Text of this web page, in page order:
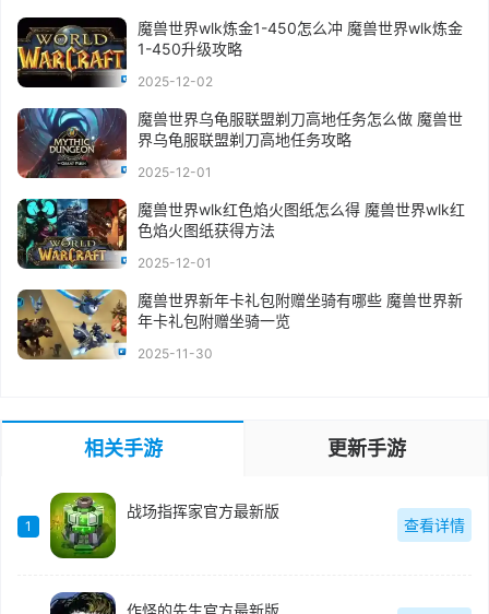
魔兽世界wlk炼金1-450怎么冲 魔兽世界wlk炼金
1-450升级攻略
2025-12-02
魔兽世界乌龟服联盟剃刀高地任务怎么做 魔兽世
界乌龟服联盟剃刀高地任务攻略
2025-12-01
魔兽世界wlk红色焰火图纸怎么得 魔兽世界wlk红
色焰火图纸获得方法
2025-12-01
魔兽世界新年卡礼包附赠坐骑有哪些 魔兽世界新
年卡礼包附赠坐骑一览
2025-11-30
相关手游 更新手游
1
战场指挥家官方最新版
查看详情
作怪的先生官方最新版